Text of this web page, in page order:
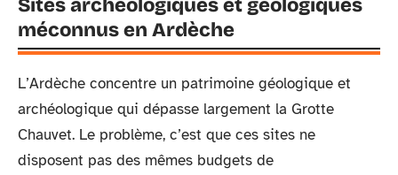
Sites archéologiques et géologiques
méconnus en Ardèche
L’Ardèche concentre un patrimoine géologique et
archéologique qui dépasse largement la Grotte
Chauvet. Le problème, c’est que ces sites ne
disposent pas des mêmes budgets de